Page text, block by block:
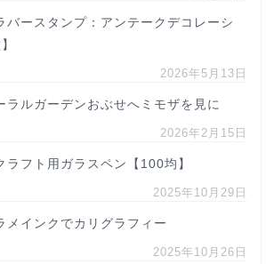
バースタンプ：アンテークデコレーシ
2026年5月13日
ラルガーデンおぶせへミモザを見に
2026年2月15日
ラフト用ガラスペン【100均】
2025年10月29日
メインクでカリグラフィー
2025年10月26日